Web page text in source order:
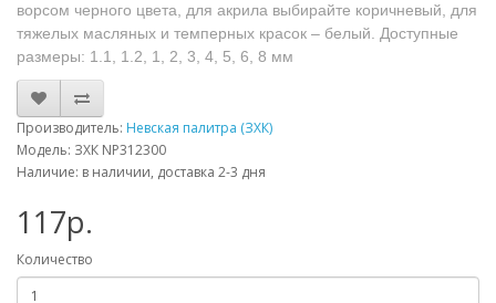
ворсом черного цвета, для акрила выбирайте коричневый, для
тяжелых масляных и темперных красок – белый. Доступные
размеры: 1.1, 1.2, 1, 2, 3, 4, 5, 6, 8 мм
Производитель: Невская палитра (ЗХК)
Модель: ЗХК NP312300
Наличие: в наличии, доставка 2-3 дня
117р.
Количество